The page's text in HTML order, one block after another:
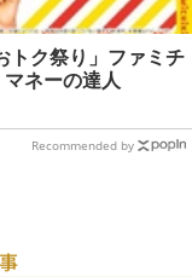
トク祭り」ファミチ
ネーの達人
Recommended by